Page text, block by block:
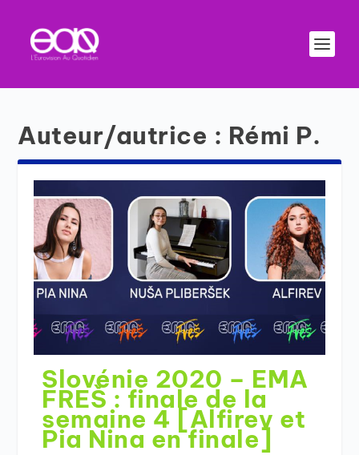
Auteur/autrice : Rémi P.
Slovénie 2020 – EMA
FREŠ : finale de la
semaine 4 [Alfirev et
Pia Nina en finale]